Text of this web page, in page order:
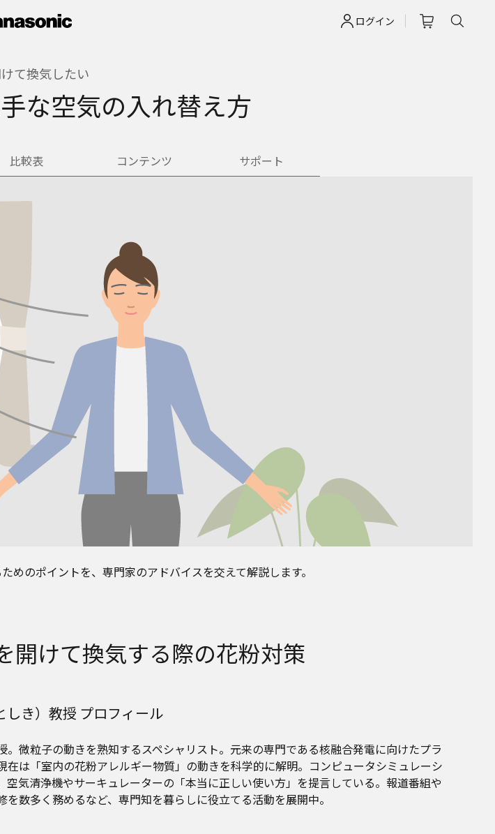
ログイン
て換気したい
な空気の入れ替え方
比較表 コンテンツ サポート
のポイントを、専門家のアドバイスを交えて解説します。
けて換気する際の花粉対策
しき）教授 プロフィール
。微粒子の動きを熟知するスペシャリスト。元来の専門である核融合発電に向けたプラ
在は「室内の花粉アレルギー物質」の動きを科学的に解明。コンピュータシミュレーシ
空気清浄機やサーキュレーターの「本当に正しい使い方」を提言している。報道番組や
数多く務めるなど、専門知を暮らしに役立てる活動を展開中。